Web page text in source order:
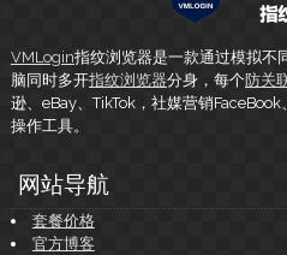
VMLogin指纹浏览器是一款通过模拟不
脑同时多开指纹浏览器分身，每个防关
逊、eBay、TikTok，社媒营销
操作工具。
网站导航
套餐价格
官方博客